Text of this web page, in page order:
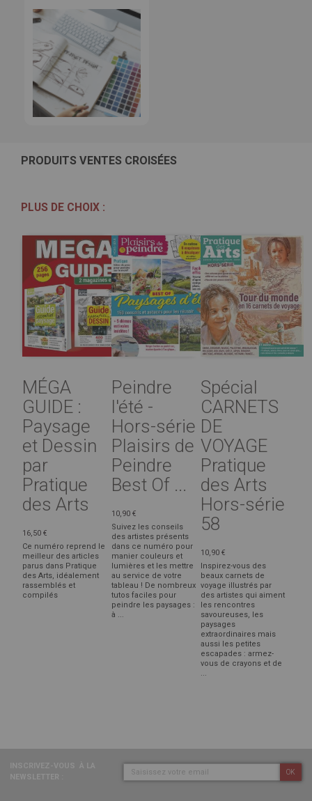
PRODUITS VENTES CROISÉES
PLUS DE CHOIX :
MÉGA
GUIDE :
Paysage
et Dessin
par
Pratique
des Arts
16,50 €
Ce numéro reprend le
meilleur des articles
parus dans Pratique
des Arts, idéalement
rassemblés et
compilés
Peindre
l'été -
Hors-série
Plaisirs de
Peindre
Best Of ...
10,90 €
Suivez les conseils
des artistes présents
dans ce numéro pour
manier couleurs et
lumières et les mettre
au service de votre
tableau ! De nombreux
tutos faciles pour
peindre les paysages :
à ...
Spécial
CARNETS
DE
VOYAGE
Pratique
des Arts
Hors-série
58
10,90 €
Inspirez-vous des
beaux carnets de
voyage illustrés par
des artistes qui aiment
les rencontres
savoureuses, les
paysages
extraordinaires mais
aussi les petites
escapades : armez-
vous de crayons et de
...
OK